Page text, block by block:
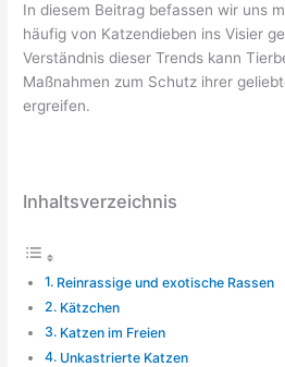
In diesem Beitrag befassen wir uns
häufig von Katzendieben ins Visier
Verständnis dieser Trends kann
Maßnahmen zum Schutz ihrer
ergreifen.
Inhaltsverzeichnis
Reinrassige und exotische Rassen
Kätzchen
Katzen im Freien
Unkastrierte Katzen